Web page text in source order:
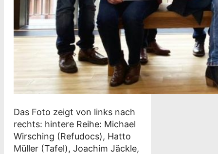
Das Foto zeigt von links nach
rechts: hintere Reihe: Michael
Wirsching (Refudocs), Hatto
Müller (Tafel), Joachim Jäckle,